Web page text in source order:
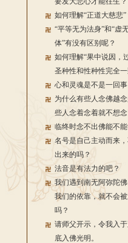
如何理解“正道大慈悲”
“平等无为法身”和“虚
体”有没有区别呢？
如何理解“果中说因，
圣种性和性种性完全一
心和灵魂是不是一回事
为什么有些人念佛越
些人念着念着就不想念
临终时念不出佛能不能
名号是自己主动而来
出来的吗？
法音是有法力的吧？
我们遇到南无阿弥陀
我们的依靠，就不会
吗？
请师父开示，令我入
底入佛光明。